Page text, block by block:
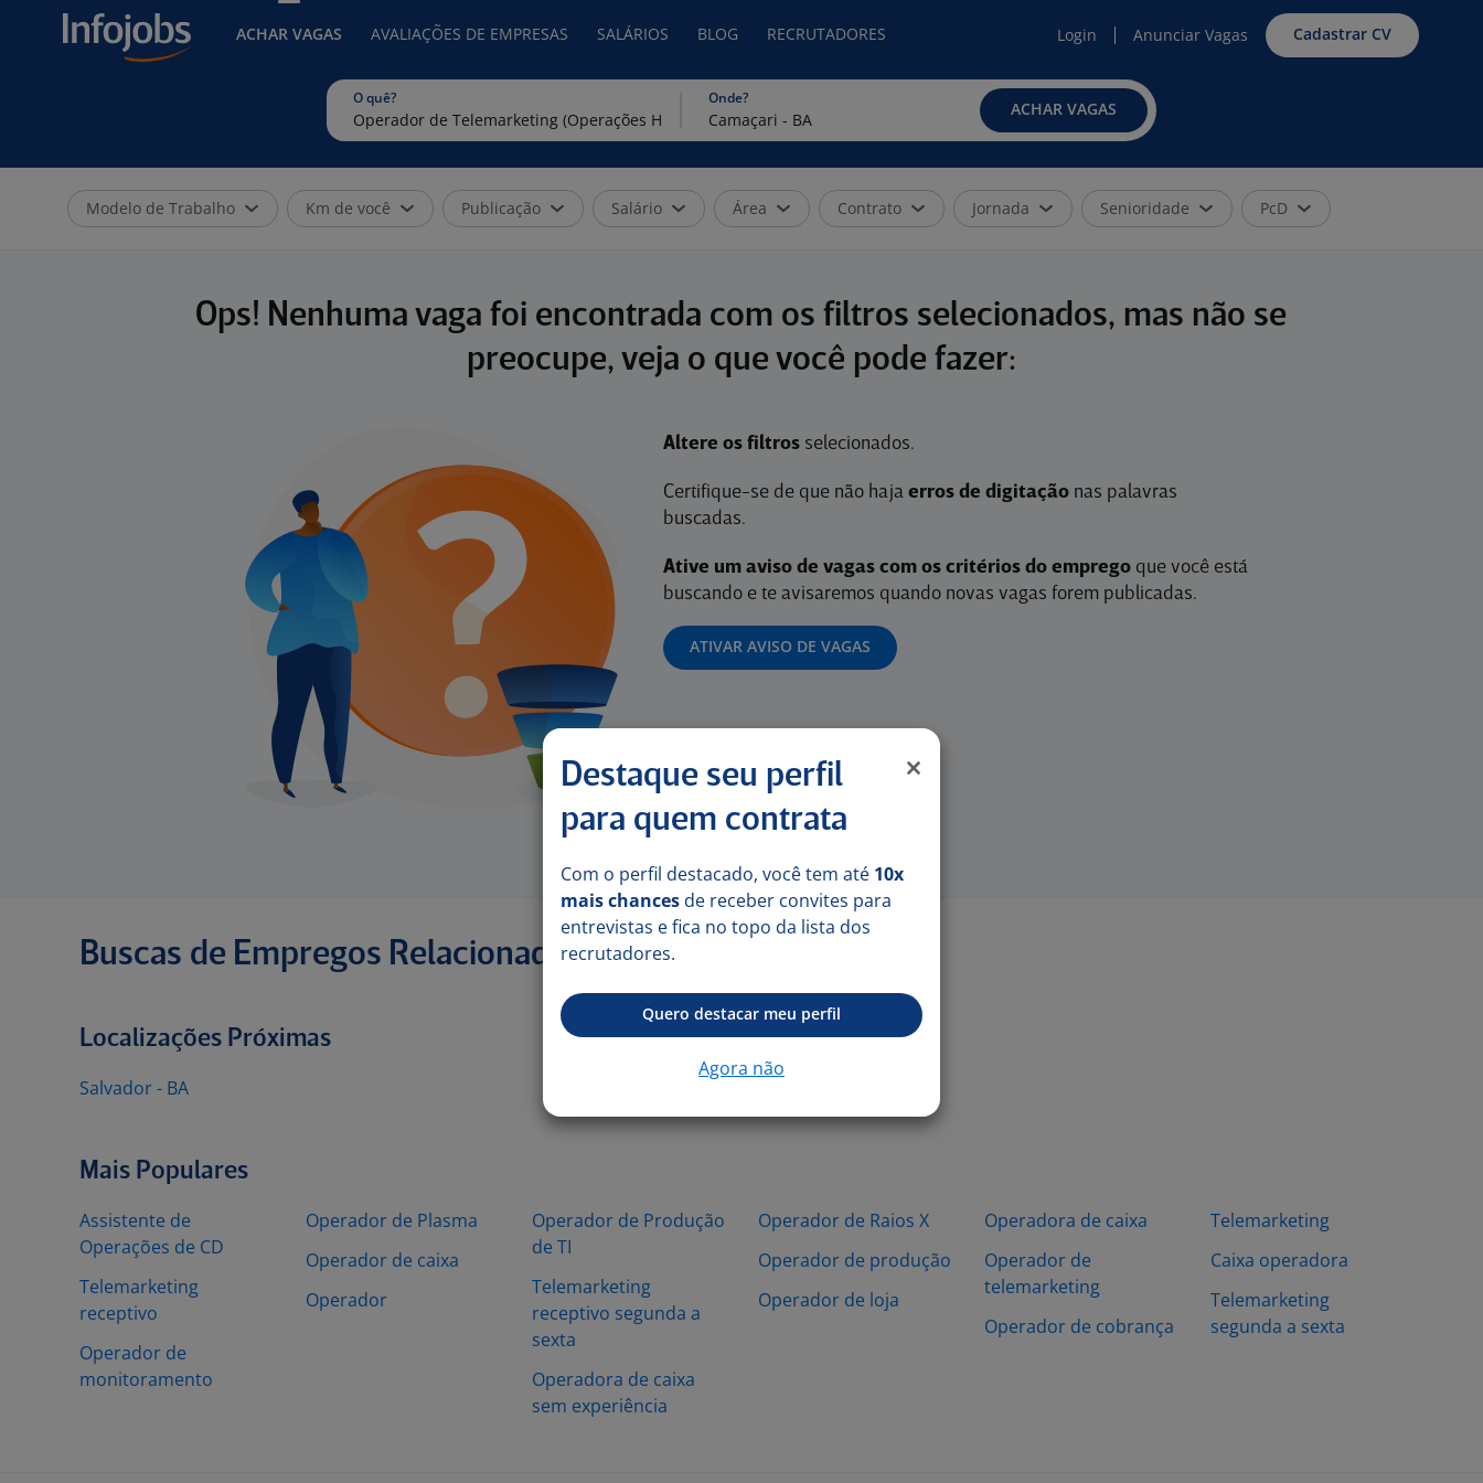
ACHAR VAGAS AVALIAÇÕES DE EMPRESAS SALÁRIOS BLOG RECRUTADORES Login Anunciar Vagas Cadastrar CV
O quê? Onde?
ACHAR VAGAS
Modelo de Trabalho Km de você Publicação Salário Área Contrato Jornada Senioridade PcD
Ops! Nenhuma vaga foi encontrada com os filtros selecionados, mas não se
preocupe, veja o que você pode fazer:
Altere os filtrosselecionados.
Certifique-se de que não haja erros de digitaçãonas palavras
buscadas.
Ative um aviso de vagas com os critérios do empregoque você está
buscando e te avisaremos quando novas vagas forem publicadas.
ATIVAR AVISO DE VAGAS
Buscas de Empregos Relacionadas
Localizações Próximas
Salvador - BA
Mais Populares
Assistente de
Operações de CD
Telemarketing
receptivo
Operador de
monitoramento
Operador de Plasma
Operador de caixa
Operador
Operador de Produção
de TI
Telemarketing
receptivo segunda a
sexta
Operadora de caixa
sem experiência
Operador de Raios X
Operador de produção
Operador de loja
Operadora de caixa
Operador de
telemarketing
Operador de cobrança
Telemarketing
Caixa operadora
Telemarketing
segunda a sexta
Destaque seu perfil
para quem contrata
Com o perfil destacado, você tem até 10x
mais chances de receber convites para
entrevistas e fica no topo da lista dos
recrutadores.
Quero destacar meu perfil
Agora não